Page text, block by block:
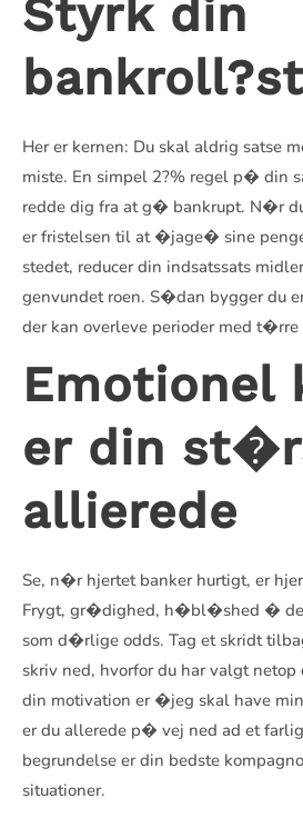
Styrk din
Her er kernen: Du skal aldrig satse
miste. En simpel 2?% regel p� din
redde dig fra at g� bankrupt. N�r
er fristelsen til at �jage� sine
stedet, reducer din indsatssats
genvundet roen. S�dan bygger du
der kan overleve perioder med
Emotionel
er din
allierede
Se, n�r hjertet banker hurtigt, er
Frygt, gr�dighed, h�bl�shed �
som d�rlige odds. Tag et skridt
skriv ned, hvorfor du har valgt netop
din motivation er �jeg skal have
er du allerede p� vej ned ad et
begrundelse er din bedste
situationer.